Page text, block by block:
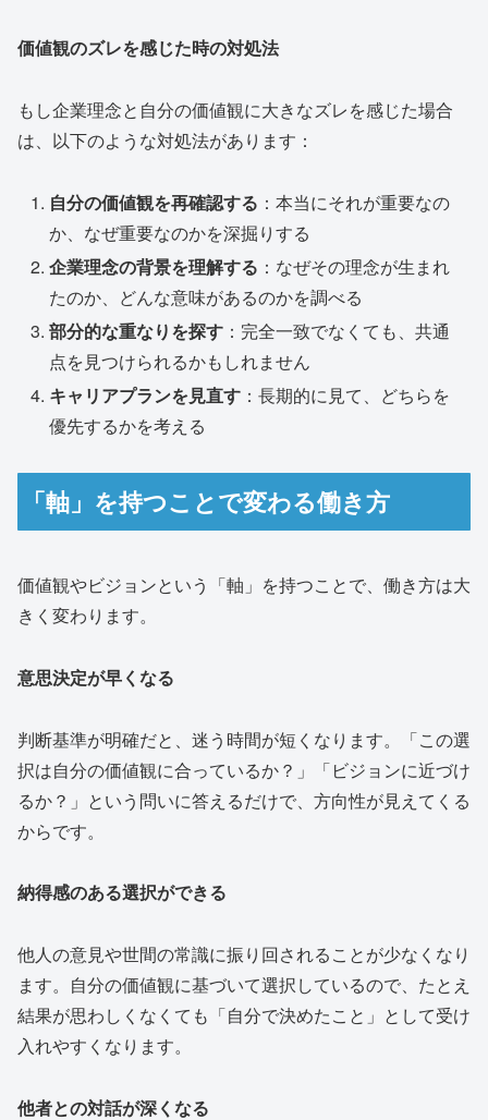
価値観のズレを感じた時の対処法
もし企業理念と自分の価値観に大きなズレを感じた場合
は、以下のような対処法があります：
自分の価値観を再確認する ：本当にそれが重要なの
か、なぜ重要なのかを深掘りする
企業理念の背景を理解する ：なぜその理念が生まれ
たのか、どんな意味があるのかを調べる
部分的な重なりを探す ：完全一致でなくても、共通
点を見つけられるかもしれません
キャリアプランを見直す ：長期的に見て、どちらを
優先するかを考える
「軸」を持つことで変わる働き方
価値観やビジョンという「軸」を持つことで、働き方は大
きく変わります。
意思決定が早くなる
判断基準が明確だと、迷う時間が短くなります。「この選
択は自分の価値観に合っているか？」「ビジョンに近づけ
るか？」という問いに答えるだけで、方向性が見えてくる
からです。
納得感のある選択ができる
他人の意見や世間の常識に振り回されることが少なくなり
ます。自分の価値観に基づいて選択しているので、たとえ
結果が思わしくなくても「自分で決めたこと」として受け
入れやすくなります。
他者との対話が深くなる